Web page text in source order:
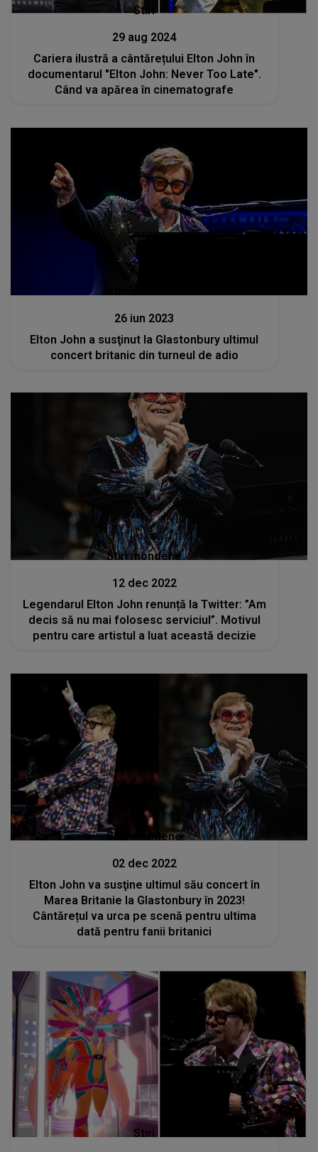
Stiri
29 aug 2024
Cariera ilustră a cântărețului Elton John în
documentarul "Elton John: Never Too Late".
Când va apărea în cinematografe
Stiri mondene
26 iun 2023
Elton John a susţinut la Glastonbury ultimul
concert britanic din turneul de adio
Stiri mondene
12 dec 2022
Legendarul Elton John renunță la Twitter: ”Am
decis să nu mai folosesc serviciul”. Motivul
pentru care artistul a luat această decizie
Stiri mondene
02 dec 2022
Elton John va susţine ultimul său concert în
Marea Britanie la Glastonbury în 2023!
Cântărețul va urca pe scenă pentru ultima
dată pentru fanii britanici
Stiri